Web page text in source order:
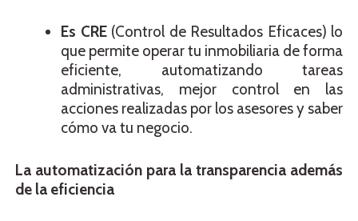
Es CRE(Control de Resultados Eficaces) lo
que permite operar tu inmobiliaria de forma
eficiente, automatizando tareas
administrativas, mejor control en las
acciones realizadas por los asesores y saber
cómo va tu negocio.
La automatización para la transparencia además
de la eficiencia